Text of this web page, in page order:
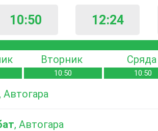
10:50 12:24
Вторник
10:50
Сряда
10:50
, Автогара
, Автогара